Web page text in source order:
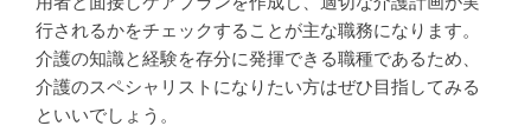
行されるかをチェックすることが主な職務になります。
介護の知識と経験を存分に発揮できる職種であるため、
介護のスペシャリストになりたい方はぜひ目指してみる
といいでしょう。